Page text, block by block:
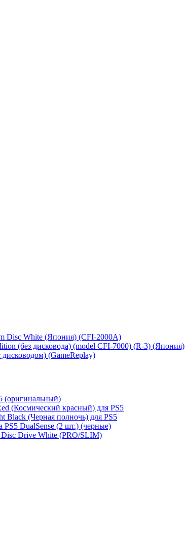
Disc White (Япония) (CFI-2000A)
(без дисковода) (model CFI-7000) (R-3) (Япония)
(GameReplay)
(оригинальный)
(Космический красный) для PS5
Black (Черная полночь) для PS5
DualSense (2 шт.) (черные)
Disc Drive White (PRO/SLIM)